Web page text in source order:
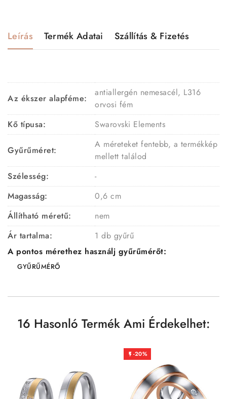
Leírás Termék Adatai Szállítás & Fizetés
Az ékszer alapféme:
antiallergén nemesacél, L316
orvosi fém
Kő típusa:
Swarovski Elements
Gyűrűméret:
A méreteket fentebb, a termékkép
mellett találod
Szélesség:
-
Magasság:
0,6 cm
Állítható méretű:
nem
Ár tartalma:
1 db gyűrű
A pontos mérethez használj gyűrűmérőt:
GYŰRŰMÉRŐ
16 Hasonló Termék Ami Érdekelhet:
 -20%